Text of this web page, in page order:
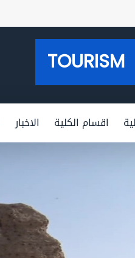
TOURISM
اقسام الكلية الاخبار